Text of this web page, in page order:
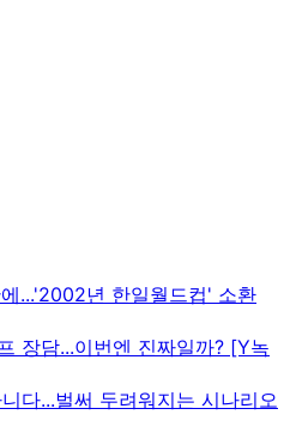
...'2002년 한일월드컵' 소환
장담...이번엔 진짜일까? [Y녹
다...벌써 두려워지는 시나리오